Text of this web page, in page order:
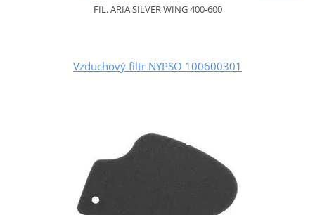
FIL. ARIA SILVER WING 400-600
Vzduchový filtr NYPSO 100600301